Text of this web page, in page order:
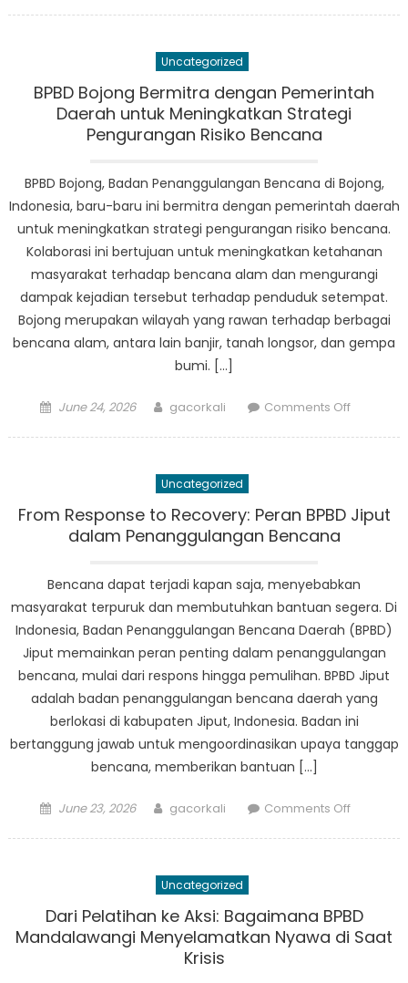
Dalam
Mitigasi
Barat
Uncategorized
BPBD Bojong Bermitra dengan Pemerintah
Daerah untuk Meningkatkan Strategi
Pengurangan Risiko Bencana
BPBD Bojong, Badan Penanggulangan Bencana di Bojong,
Indonesia, baru-baru ini bermitra dengan pemerintah daerah
untuk meningkatkan strategi pengurangan risiko bencana.
Kolaborasi ini bertujuan untuk meningkatkan ketahanan
masyarakat terhadap bencana alam dan mengurangi
dampak kejadian tersebut terhadap penduduk setempat.
Bojong merupakan wilayah yang rawan terhadap berbagai
bencana alam, antara lain banjir, tanah longsor, dan gempa
bumi. […]
Posted
June 24, 2026 Author
gacorkali Comments Offon
Daerah
Strategi
Risiko
Bencana
Uncategorized
From Response to Recovery: Peran BPBD Jiput
dalam Penanggulangan Bencana
Bencana dapat terjadi kapan saja, menyebabkan
masyarakat terpuruk dan membutuhkan bantuan segera. Di
Indonesia, Badan Penanggulangan Bencana Daerah (BPBD)
Jiput memainkan peran penting dalam penanggulangan
bencana, mulai dari respons hingga pemulihan. BPBD Jiput
adalah badan penanggulangan bencana daerah yang
berlokasi di kabupaten Jiput, Indonesia. Badan ini
bertanggung jawab untuk mengoordinasikan upaya tanggap
bencana, memberikan bantuan […]
Posted
June 23, 2026 Author
gacorkali Comments Offon
Peran
BPBD
Uncategorized
Dari Pelatihan ke Aksi: Bagaimana BPBD
Mandalawangi Menyelamatkan Nyawa di Saat
Krisis